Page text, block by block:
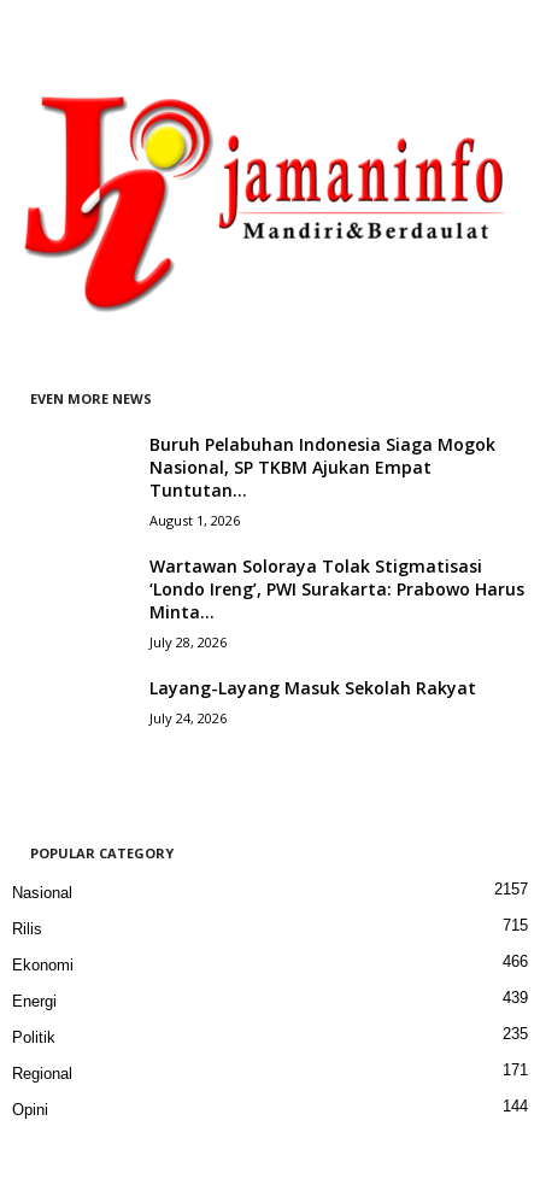
EVEN MORE NEWS
Buruh Pelabuhan Indonesia Siaga Mogok
Nasional, SP TKBM Ajukan Empat
Tuntutan...
August 1, 2026
Wartawan Soloraya Tolak Stigmatisasi
‘Londo Ireng’, PWI Surakarta: Prabowo Harus
Minta...
July 28, 2026
Layang-Layang Masuk Sekolah Rakyat
July 24, 2026
POPULAR CATEGORY
Nasional 2157
Rilis 715
Ekonomi 466
Energi 439
Politik 235
Regional 171
Opini 144